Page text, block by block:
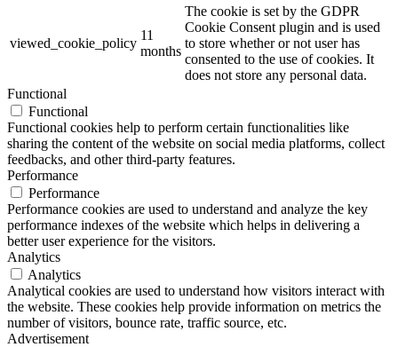
viewed_cookie_policy
11
months
The cookie is set by the GDPR
Cookie Consent plugin and is used
to store whether or not user has
consented to the use of cookies. It
does not store any personal data.
Functional
Functional
Functional cookies help to perform certain functionalities like
sharing the content of the website on social media platforms, collect
feedbacks, and other third-party features.
Performance
Performance
Performance cookies are used to understand and analyze the key
performance indexes of the website which helps in delivering a
better user experience for the visitors.
Analytics
Analytics
Analytical cookies are used to understand how visitors interact with
the website. These cookies help provide information on metrics the
number of visitors, bounce rate, traffic source, etc.
Advertisement